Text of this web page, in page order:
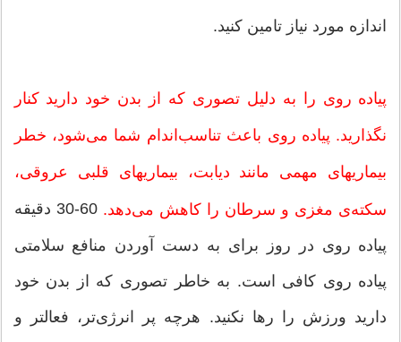
اندازه مورد نیاز تامین كنید.
پیاده روی را به دلیل تصوری كه از بدن خود دارید كنار
نگذارید. پیاده روی باعث تناسب‌اندام شما می‌شود، خطر
بیماریهای مهمی مانند دیابت، بیماریها‌ی قلبی عروقی،
سكته‌ی مغزی و سرطان را كاهش می‌دهد. 60-30 دقیقه
پیاده روی در روز برای به دست آوردن منافع سلامتی
پیاده روی كافی است. به خاطر تصوری كه از بدن خود
دارید ورزش را رها نكنید. هرچه پر انرژی‌تر، فعالتر و